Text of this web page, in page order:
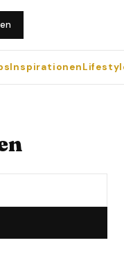
Inspirationen